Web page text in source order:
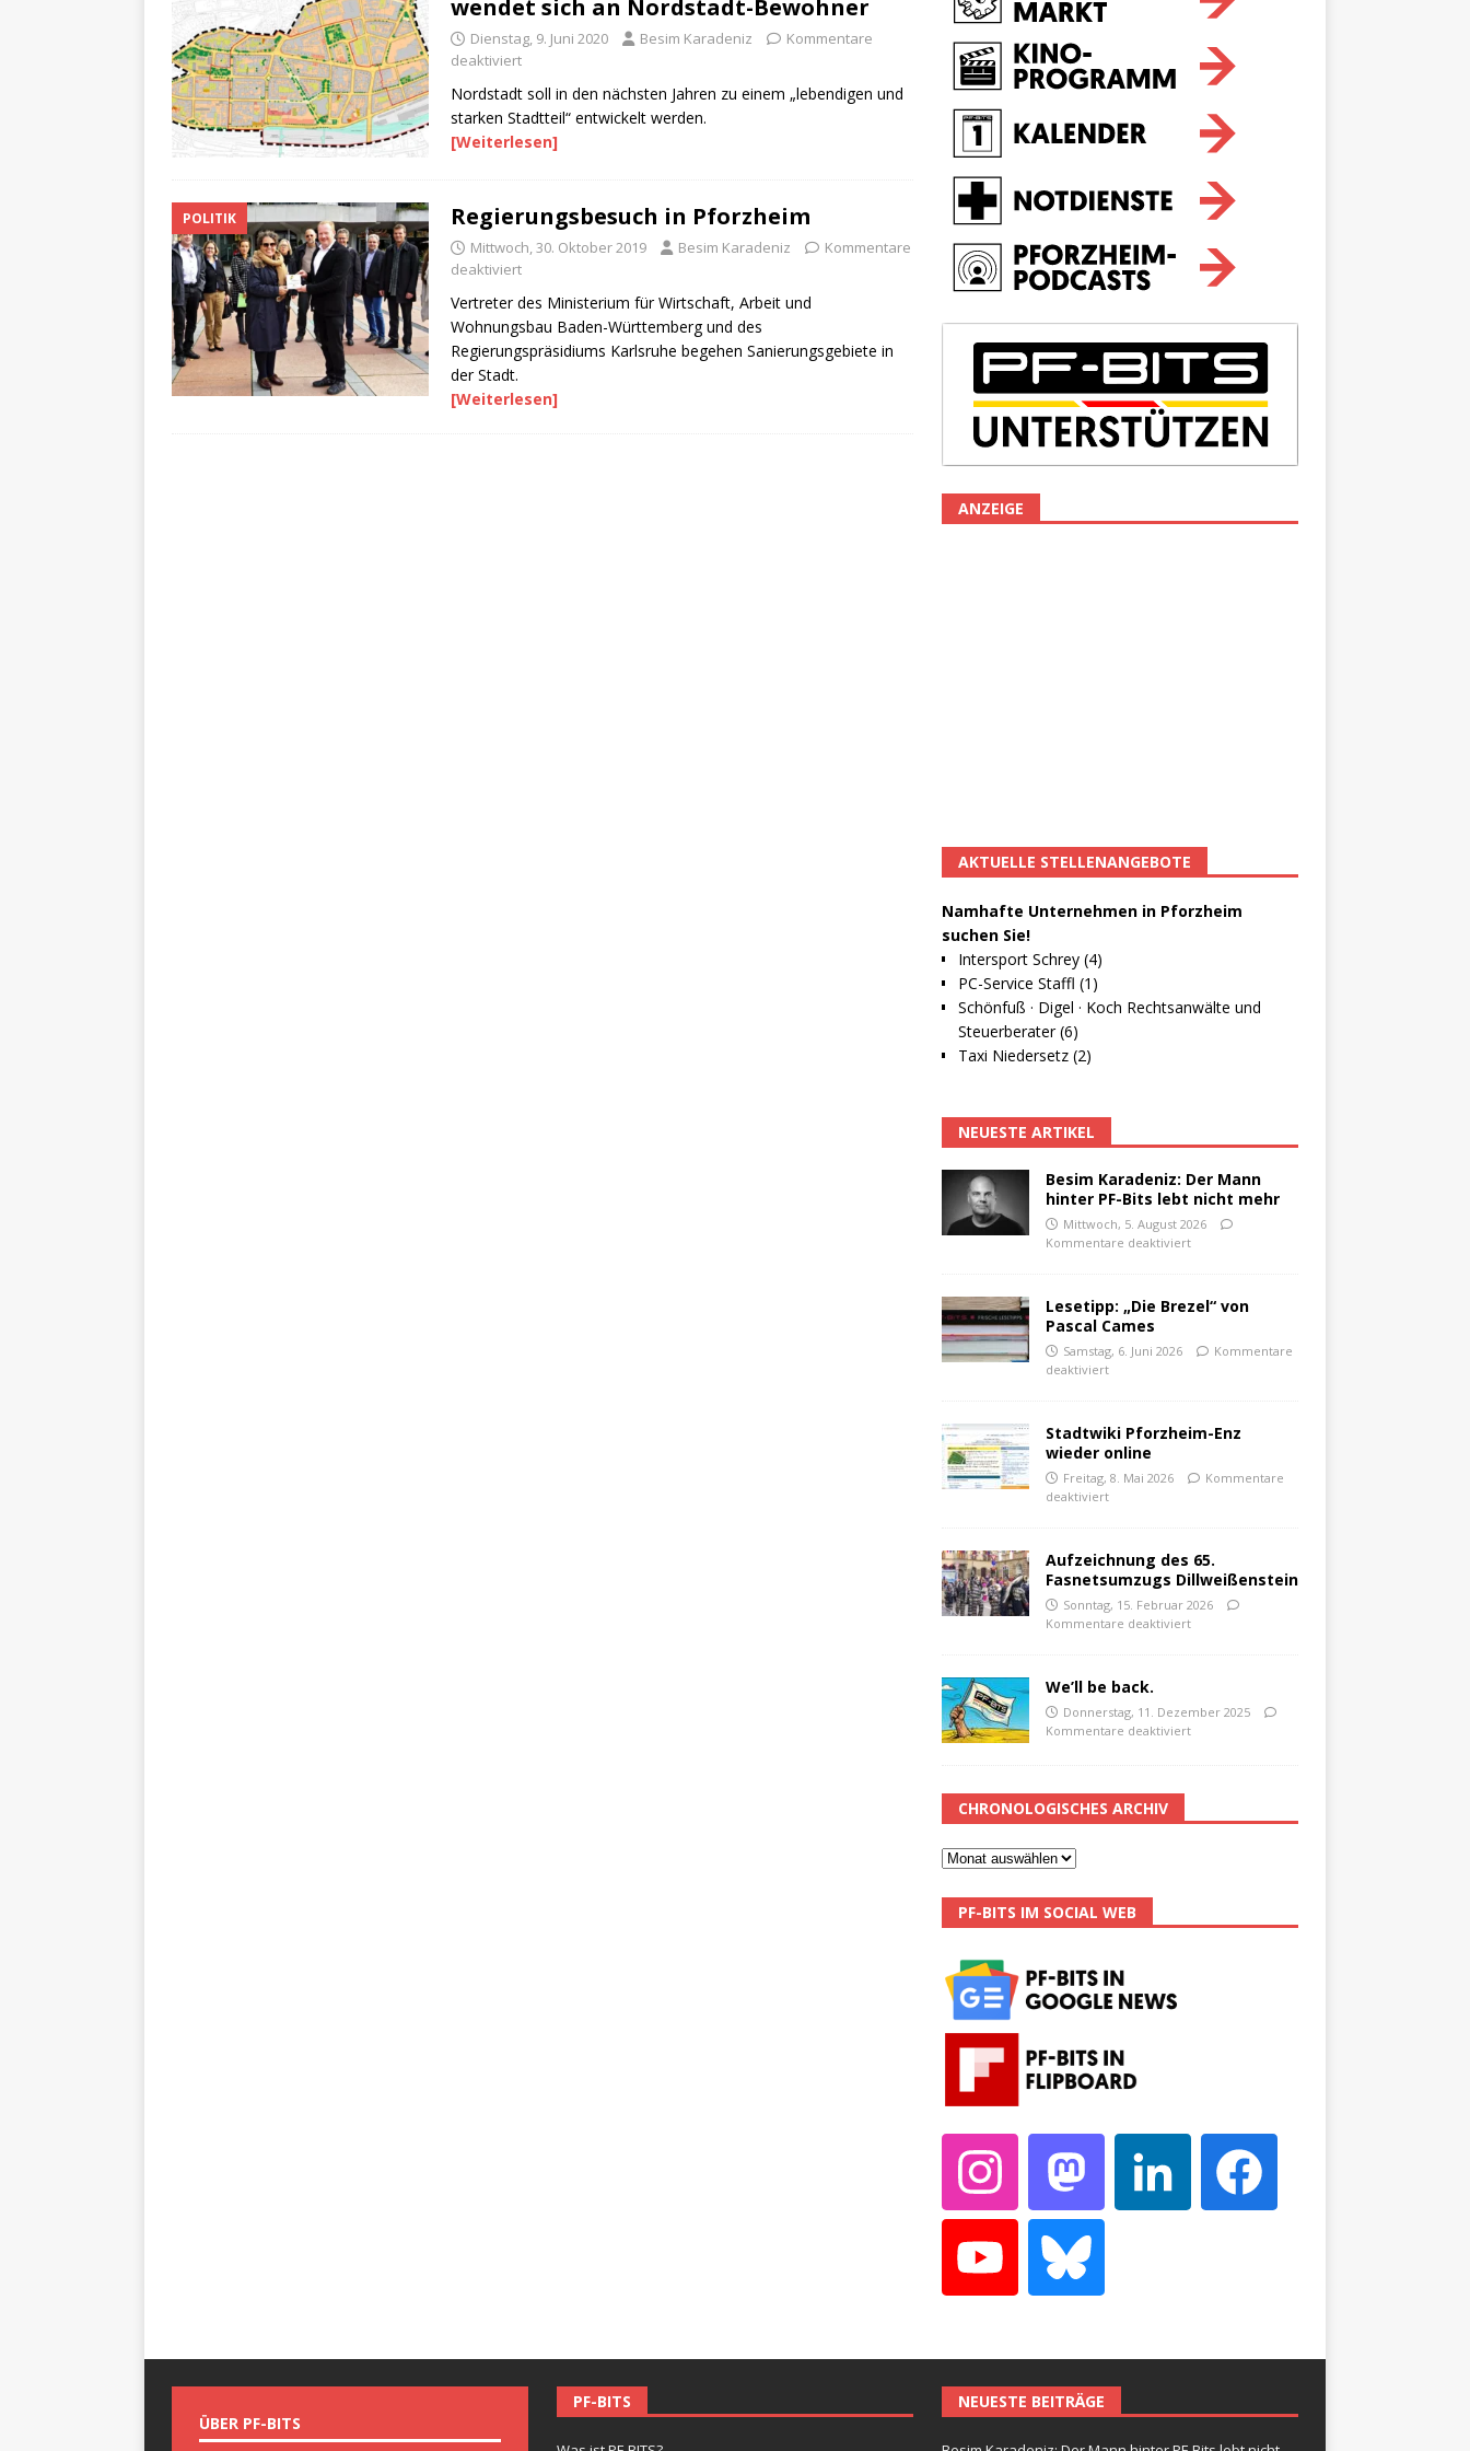
wendet sich an Nordstadt-Bewohner
Dienstag, 9. Juni 2020 Besim Karadeniz
Kommentare
deaktiviert
Nordstadt soll in den nächsten Jahren zu einem „lebendigen und
starken Stadtteil“ entwickelt werden.
[Weiterlesen]
POLITIK Regierungsbesuch in Pforzheim
Mittwoch, 30. Oktober 2019 Besim Karadeniz
Kommentare
deaktiviert
Vertreter des Ministerium für Wirtschaft, Arbeit und
Wohnungsbau Baden-Württemberg und des
Regierungspräsidiums Karlsruhe begehen Sanierungsgebiete in
der Stadt.
[Weiterlesen]
ANZEIGE
AKTUELLE STELLENANGEBOTE
Namhafte Unternehmen in Pforzheim
suchen Sie!
Intersport Schrey (4)
PC-Service Staffl (1)
Schönfuß · Digel · Koch Rechtsanwälte und
Steuerberater (6)
Taxi Niedersetz (2)
NEUESTE ARTIKEL
Besim Karadeniz: Der Mann
hinter PF-Bits lebt nicht mehr
Mittwoch, 5. August 2026
Kommentare deaktiviert
Lesetipp: „Die Brezel“ von
Pascal Cames
Samstag, 6. Juni 2026
Kommentare
deaktiviert
Stadtwiki Pforzheim-Enz
wieder online
Freitag, 8. Mai 2026
Kommentare
deaktiviert
Aufzeichnung des 65.
Fasnetsumzugs Dillweißenstein
Sonntag, 15. Februar 2026
Kommentare deaktiviert
We’ll be back.
Donnerstag, 11. Dezember 2025
Kommentare deaktiviert
CHRONOLOGISCHES ARCHIV
PF-BITS IM SOCIAL WEB
ÜBER PF-BITS
PF-BITS NEUESTE BEITRÄGE